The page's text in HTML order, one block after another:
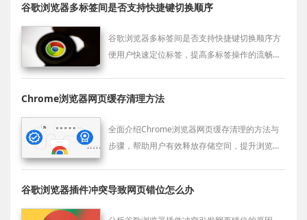
谷歌浏览器多标签间是否支持快捷键切换顺序
谷歌浏览器多标签间是否支持快捷键切换顺序方
便用户快速定位标签，提高多标签操作的流畅
Chrome浏览器网页缓存清理方法
全面介绍Chrome浏览器网页缓存清理的方法与
步骤，帮助用户有效释放存储空间，提升浏览性
谷歌浏览器插件冲突导致网页错位怎么办